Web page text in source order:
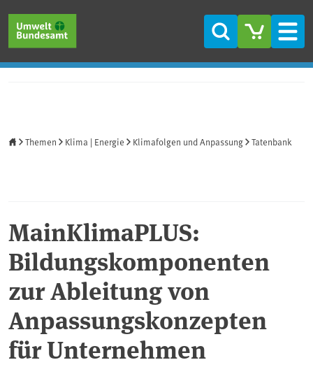
Suche
Themen Klima | Energie Klimafolgen und Anpassung Tatenbank
MainKlimaPLUS:
Bildungskomponenten
zur Ableitung von
Anpassungskonzepten
für Unternehmen